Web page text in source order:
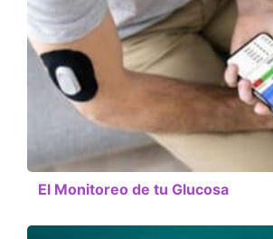
El Monitoreo de tu Glucosa